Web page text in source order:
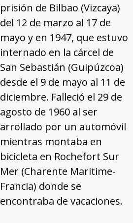
prisión de Bilbao (Vizcaya)
del 12 de marzo al 17 de
mayo y en 1947, que estuvo
internado en la cárcel de
San Sebastián (Guipúzcoa)
desde el 9 de mayo al 11 de
diciembre. Falleció el 29 de
agosto de 1960 al ser
arrollado por un automóvil
mientras montaba en
bicicleta en Rochefort Sur
Mer (Charente Maritime-
Francia) donde se
encontraba de vacaciones.